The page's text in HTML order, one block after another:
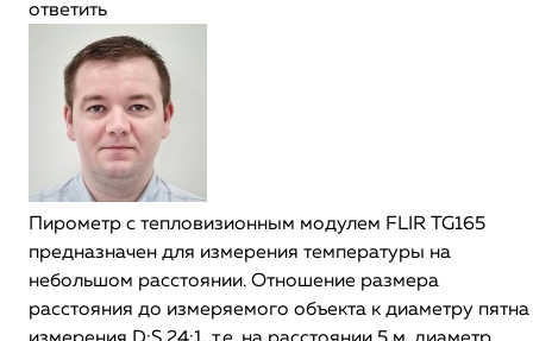
ответить
Пирометр с тепловизионным модулем FLIR TG165
предназначен для измерения температуры на
небольшом расстоянии. Отношение размера
расстояния до измеряемого объекта к диаметру пятна